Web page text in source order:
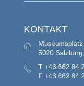
KONTAKT
Museumsplatz
5020
T +43 662 84
F +43 662 84